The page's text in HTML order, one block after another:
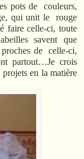
pots de couleurs,
qui unit le rouge
faire celle-ci, toute
savent que
de celle-ci,
partout…Je crois
en la matière